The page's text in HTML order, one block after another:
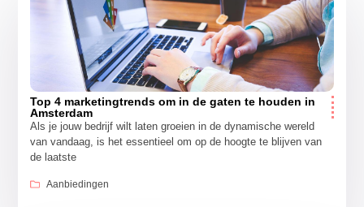
Top 4 marketingtrends om in de gaten te houden in
Amsterdam
Als je jouw bedrijf wilt laten groeien in de dynamische wereld
van vandaag, is het essentieel om op de hoogte te blijven van
de laatste
Aanbiedingen